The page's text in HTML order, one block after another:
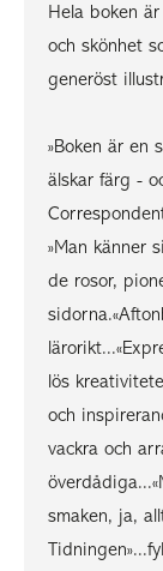
Hela boken
och skönhet
generöst
»Boken är en
älskar färg -
»Man känner
de rosor,
lös
och
vackra och
smaken, ja,